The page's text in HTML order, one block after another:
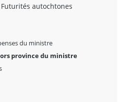
autochtones
du ministre
province du ministre